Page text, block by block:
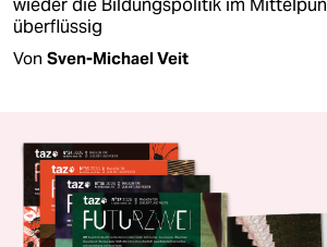
wieder die Bildungspolitik im
überflüssig
Von Sven-Michael Veit